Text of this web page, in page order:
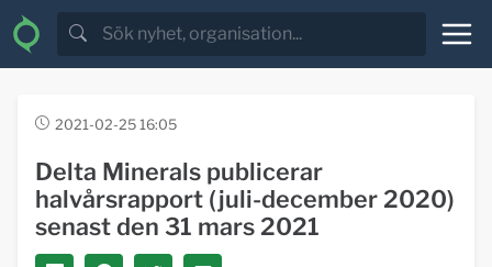
2021-02-25 16:05
Delta Minerals publicerar
halvårsrapport (juli-december 2020)
senast den 31 mars 2021